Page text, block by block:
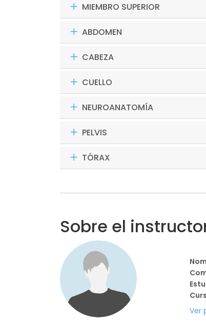
MIEMBRO SUPERIOR
ABDOMEN
CABEZA
CUELLO
NEUROANATOMÍA
PELVIS
TÓRAX
Sobre el
Ver